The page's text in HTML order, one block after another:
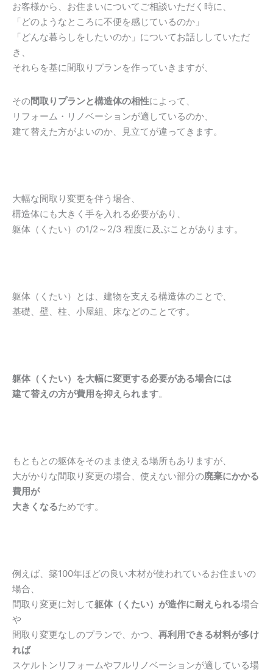
お客様から、お住まいについてご相談いただく時に、
「どのようなところに不便を感じているのか」
「どんな暮らしをしたいのか」についてお話ししていただ
き、
それらを基に間取りプランを作っていきますが、
その間取りプランと構造体の相性によって、
リフォーム・リノベーションが適しているのか、
建て替えた方がよいのか、見立てが違ってきます。
大幅な間取り変更を伴う場合、
構造体にも大きく手を入れる必要があり、
躯体（くたい）の1/2～2/3 程度に及ぶことがあります。
躯体（くたい）とは、建物を支える構造体のことで、
基礎、壁、柱、小屋組、床などのことです。
躯体（くたい）を大幅に変更する必要がある場合には
建て替えの方が費用を抑えられます。
もともとの躯体をそのまま使える場所もありますが、
大がかりな間取り変更の場合、使えない部分の廃棄にかかる
費用が
大きくなるためです。
例えば、築100年ほどの良い木材が使われているお住まいの
場合、
間取り変更に対して躯体（くたい）が造作に耐えられる場合
や
間取り変更なしのプランで、かつ、 再利用できる材料が多け
れば
スケルトンリフォームやフルリノベーションが適している場